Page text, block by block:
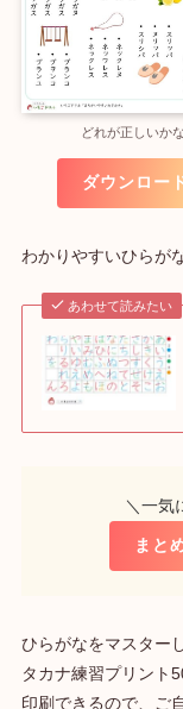
どれが正しいか
ダウンロー
わかりやすいひらが
あわせて読みたい
＼一気
まと
ひらがなをマスター
タカナ練習プリント
印刷できるので、ご